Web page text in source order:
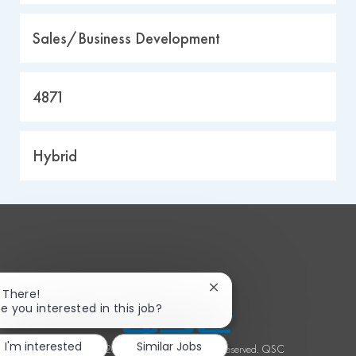
a
i
n
C
e
o
y
Sales/Business Development
J
I
4871
T
p
Hybrid
©2023 QSC, LLC. All Rights Reserved. QSC
There!
you interested in this job?
Close
notification
I'm interested
Similar Jobs